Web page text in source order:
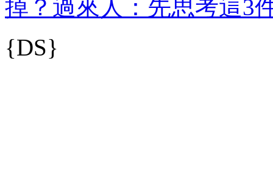
掉？過來人：先思考這3
{DS}